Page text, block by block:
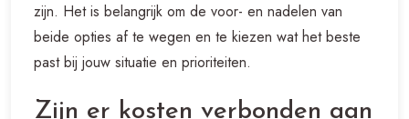
zijn. Het is belangrijk om de voor- en nadelen van
beide opties af te wegen en te kiezen wat het beste
past bij jouw situatie en prioriteiten.
Zijn er kosten verbonden aan